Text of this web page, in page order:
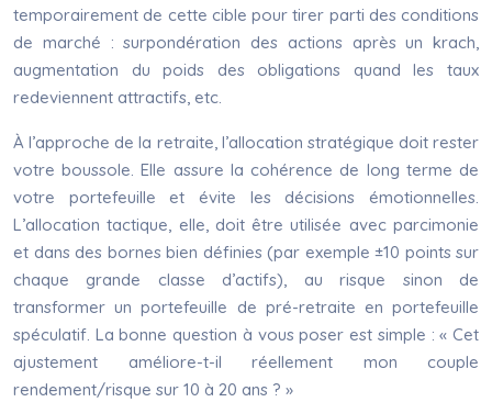
temporairement de cette cible pour tirer parti des conditions
de marché : surpondération des actions après un krach,
augmentation du poids des obligations quand les taux
redeviennent attractifs, etc.
À l’approche de la retraite, l’allocation stratégique doit rester
votre boussole. Elle assure la cohérence de long terme de
votre portefeuille et évite les décisions émotionnelles.
L’allocation tactique, elle, doit être utilisée avec parcimonie
et dans des bornes bien définies (par exemple ±10 points sur
chaque grande classe d’actifs), au risque sinon de
transformer un portefeuille de pré-retraite en portefeuille
spéculatif. La bonne question à vous poser est simple : « Cet
ajustement améliore-t-il réellement mon couple
rendement/risque sur 10 à 20 ans ? »